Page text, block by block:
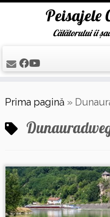
to
content
Peisajele
Călătorului îi
Prima pagină »